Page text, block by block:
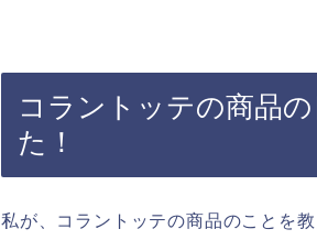
コラントッテの商品
た！
私が、コラントッテの商品のことを